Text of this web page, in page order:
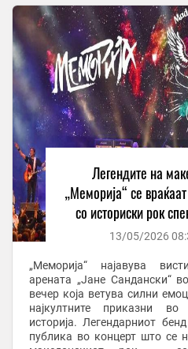
Легендите на
„Меморија“ се
со историски рок
вечер што ќе ги
13/05/2026
„Меморија“ најавува
арената „Јане Сандански“
вечер која ветува силни
најкултните приказни
историја. Легендарниот
публика во концерт што се